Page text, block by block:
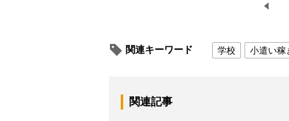
関連キーワード 学校 小遣い稼
関連記事